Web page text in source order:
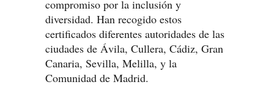
compromiso por la inclusión y
diversidad. Han recogido estos
certificados diferentes autoridades de las
ciudades de Ávila, Cullera, Cádiz, Gran
Canaria, Sevilla, Melilla, y la
Comunidad de Madrid.